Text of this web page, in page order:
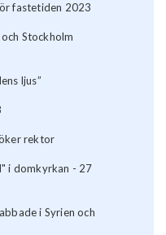
fastetiden 2023
Stockholm
ljus”
rektor
i domkyrkan - 27
i Syrien och